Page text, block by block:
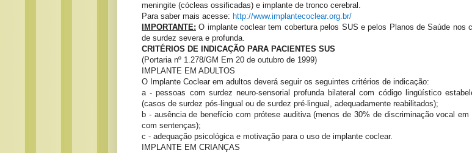
meningite (cócleas ossificadas) e implante de tronco cerebral.
Para saber mais acesse: http://www.implantecoclear.org.br/
IMPORTANTE: O implante coclear tem cobertura pelos SUS e pelos Planos de Saúde nos
de surdez severa e profunda.
CRITÉRIOS DE INDICAÇÃO PARA PACIENTES SUS
(Portaria nº 1.278/GM Em 20 de outubro de 1999)
IMPLANTE EM ADULTOS
O Implante Coclear em adultos deverá seguir os seguintes critérios de indicação:
a - pessoas com surdez neuro-sensorial profunda bilateral com código lingüístico
(casos de surdez pós-lingual ou de surdez pré-lingual, adequadamente reabilitados);
b - ausência de benefício com prótese auditiva (menos de 30% de discriminação vocal em
com sentenças);
c - adequação psicológica e motivação para o uso de implante coclear.
IMPLANTE EM CRIANÇAS